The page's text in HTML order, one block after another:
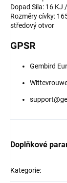
Dopad Síla: 16 KJ
Rozměry cívky:
středový otvor
GPSR
Gembird
Doplňkové
Kategorie: